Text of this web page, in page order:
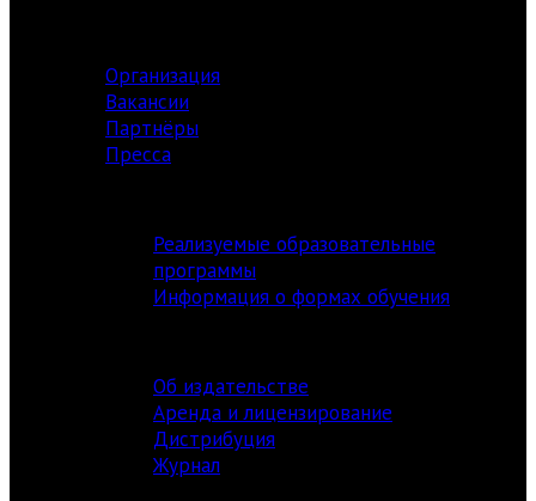
Организация
Вакансии
Партнёры
Пресса
Реализуемые образовательные
программы
Информация о формах обучения
Об издательстве
Аренда и лицензирование
Дистрибуция
Журнал